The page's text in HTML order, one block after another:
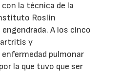
la técnica de la
Roslin
A los cinco
artritis y
pulmonar
la que tuvo que ser